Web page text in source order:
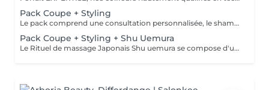
Pack Coupe + Styling
Le pack comprend une consultation personnalisée, le shampooing et le conditionneur spécifiques REDKEN/ SHU UEMURA, la coupe IGORANCE (finitions sur cheveux secs) , le séchage et les produits de styling REDKEN/ SHU UEMURA * Tarifs à titre indicatifs à confirmer après la consultation personnalisée établit auprès de votre coiffeur/stylist/spécialiste * La direction se réserve le droit d’apporter des modifications pour le bon fonctionnement du salon
Pack Coupe + Styling + Shu Uemura
Le Rituel de massage Japonais Shu uemura se compose d'un shampooing et d'un soin d'une durée de 30 minutes pour une relaxation une une réparation intense du cheveu et ensuite le pack coupe styling